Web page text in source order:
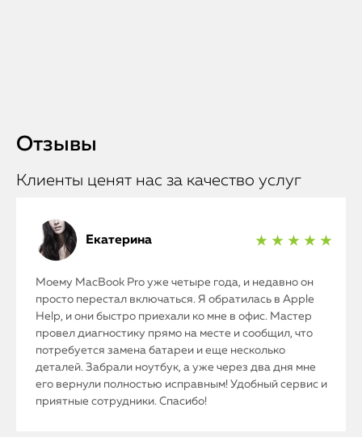
Отзывы
Клиенты ценят нас за качество услуг
Екатерина ★ ★ ★ ★ ★
Моему MacBook Pro уже четыре года, и недавно он
просто перестал включаться. Я обратилась в Apple
Help, и они быстро приехали ко мне в офис. Мастер
провел диагностику прямо на месте и сообщил, что
потребуется замена батареи и еще несколько
деталей. Забрали ноутбук, а уже через два дня мне
его вернули полностью исправным! Удобный сервис и
приятные сотрудники. Спасибо!